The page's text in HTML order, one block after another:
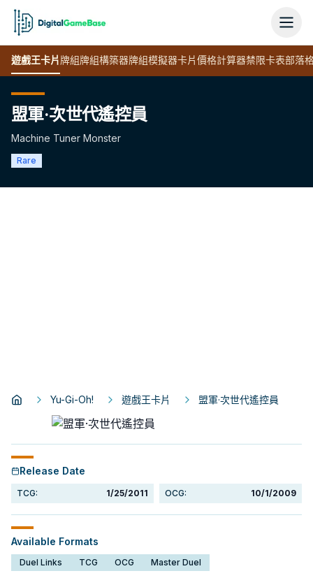
遊戲王卡片牌組牌組構築器牌組模擬器卡片價格計算器禁限卡表部落
盟軍·次世代遙控員
Machine Tuner Monster
Rare
Yu-Gi-Oh! 遊戲王卡片 盟軍·次世代遙控員
Release Date
TCG: 1/25/2011 OCG: 10/1/2009
Available Formats
Duel Links TCG OCG Master Duel